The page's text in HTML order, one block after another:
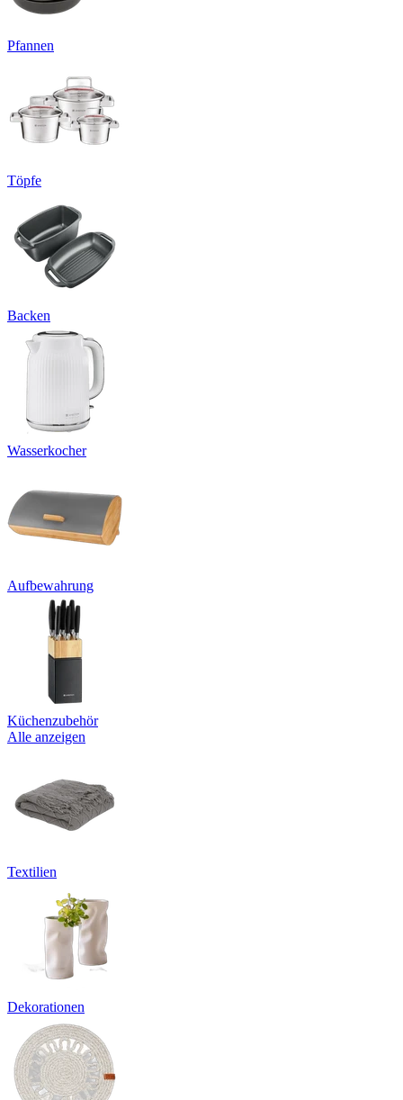
Pfannen
Töpfe
Backen
Wasserkocher
Aufbewahrung
Küchenzubehör
Alle anzeigen
Textilien
Dekorationen